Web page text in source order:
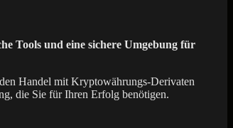
Tools und eine sichere Umgebung für
Handel mit Kryptowährungs-Derivaten
die Sie für Ihren Erfolg benötigen.